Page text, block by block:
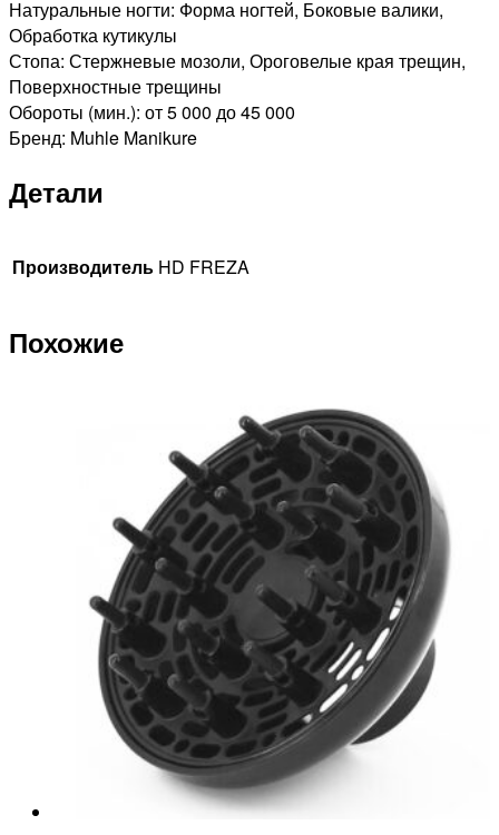
Натуральные ногти: Форма ногтей, Боковые валики,
Обработка кутикулы
Стопа: Стержневые мозоли, Ороговелые края трещин,
Поверхностные трещины
Обороты (мин.): от 5 000 до 45 000
Бренд: Muhle Manikure
Детали
Производитель HD FREZA
Похожие